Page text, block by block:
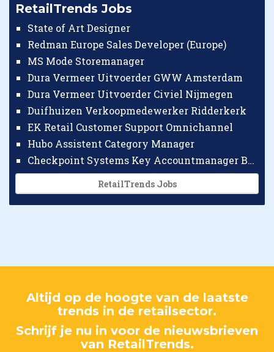
RetailTrends Jobs
State of Art Designer
Redman Europe Sales Developer (Europe)
MS Mode Storemanager
Dura Vermeer Uitvoerder GWW Amsterdam
Dura Vermeer Uitvoerder Civiel Nijmegen
Duifhuizen Verkoopmedewerker Ridderkerk
EK Retail Customer Support Omnichannel
Hubo Assistent Category Manager
Checkpoint Systems Key Accountmanager Benelux
RetailTrends Jobs
Altijd op de hoogte van de laatste
trends in de retailsector.
Schrijf je nu in voor de nieuwsbrieven
van RetailTrends.